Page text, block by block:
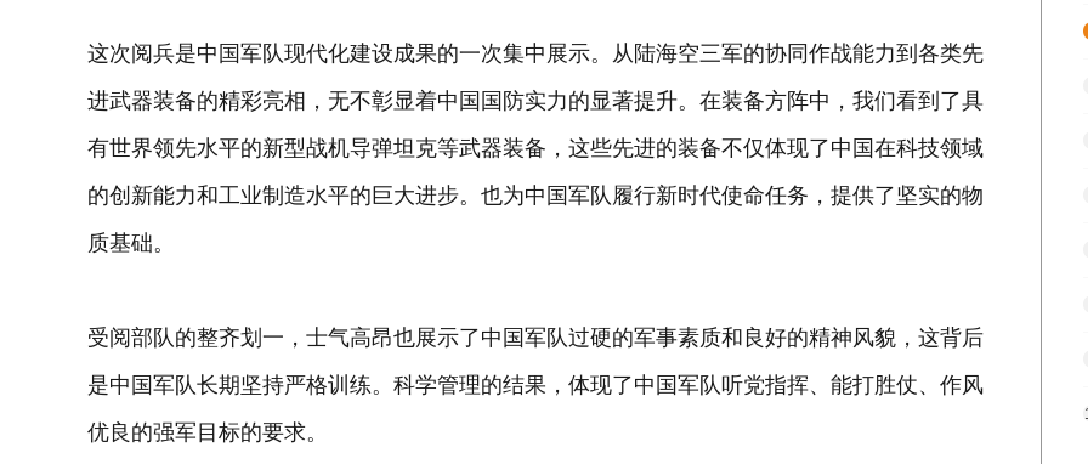
这次阅兵是中国军队现代化建设成果的一次集中展示。从陆海空三军的协同作战能力到各类先
进武器装备的精彩亮相，无不彰显着中国国防实力的显著提升。在装备方阵中，我们看到了具
有世界领先水平的新型战机导弹坦克等武器装备，这些先进的装备不仅体现了中国在科技领域
的创新能力和工业制造水平的巨大进步。也为中国军队履行新时代使命任务，提供了坚实的物
质基础。
受阅部队的整齐划一，士气高昂也展示了中国军队过硬的军事素质和良好的精神风貌，这背后
是中国军队长期坚持严格训练。科学管理的结果，体现了中国军队听党指挥、能打胜仗、作风
优良的强军目标的要求。